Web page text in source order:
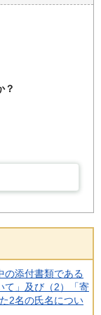
？
の添付書類である
て」及び（2）「寄
2名の氏名につい